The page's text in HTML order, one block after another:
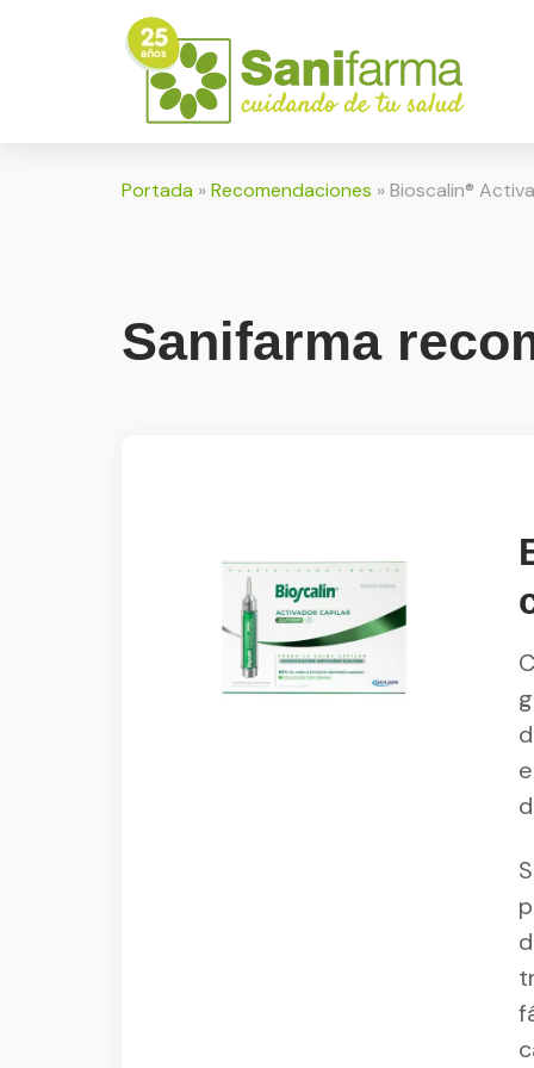
Portada »Recomendaciones »Bioscalin®
Sanifarma